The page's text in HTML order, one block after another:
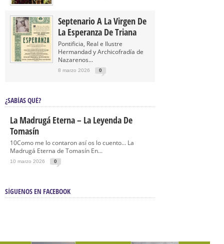
Septenario A La Virgen De
La Esperanza De Triana
Pontificia, Real e Ilustre
Hermandad y Archicofradía de
Nazarenos...
8 marzo 2026 0
¿SABÍAS QUÉ?
La Madrugá Eterna – La Leyenda De
Tomasín
10Como me lo contaron así os lo cuento… La
Madrugá Eterna de Tomasín En...
10 marzo 2026 0
SÍGUENOS EN FACEBOOK